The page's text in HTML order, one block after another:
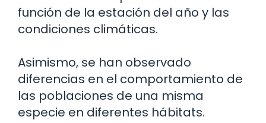
función de la estación del año y las
condiciones climáticas.
Asimismo, se han observado
diferencias en el comportamiento de
las poblaciones de una misma
especie en diferentes hábitats.